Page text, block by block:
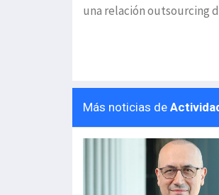
una relación outsourcing
Más noticias de